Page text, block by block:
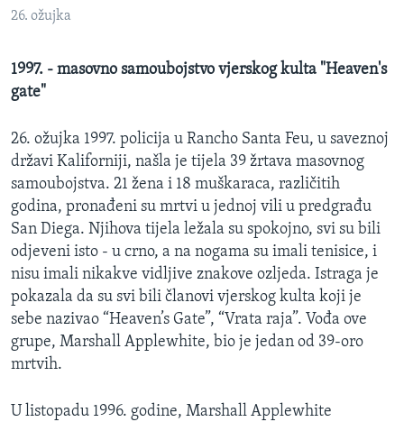
MAGAZIN
Learning English
PRATITE NAS
Jezici
26. ožujka
1997. - masovno samoubojstvo vjerskog kulta "Heaven's
gate"
26. ožujka 1997. policija u Rancho Santa Feu, u saveznoj
državi Kaliforniji, našla je tijela 39 žrtava masovnog
samoubojstva. 21 žena i 18 muškaraca, različitih
godina, pronađeni su mrtvi u jednoj vili u predgrađu
San Diega. Njihova tijela ležala su spokojno, svi su bili
odjeveni isto - u crno, a na nogama su imali tenisice, i
nisu imali nikakve vidljive znakove ozljeda. Istraga je
pokazala da su svi bili članovi vjerskog kulta koji je
sebe nazivao “Heaven’s Gate”, “Vrata raja”. Vođa ove
grupe, Marshall Applewhite, bio je jedan od 39-oro
mrtvih.
U listopadu 1996. godine, Marshall Applewhite